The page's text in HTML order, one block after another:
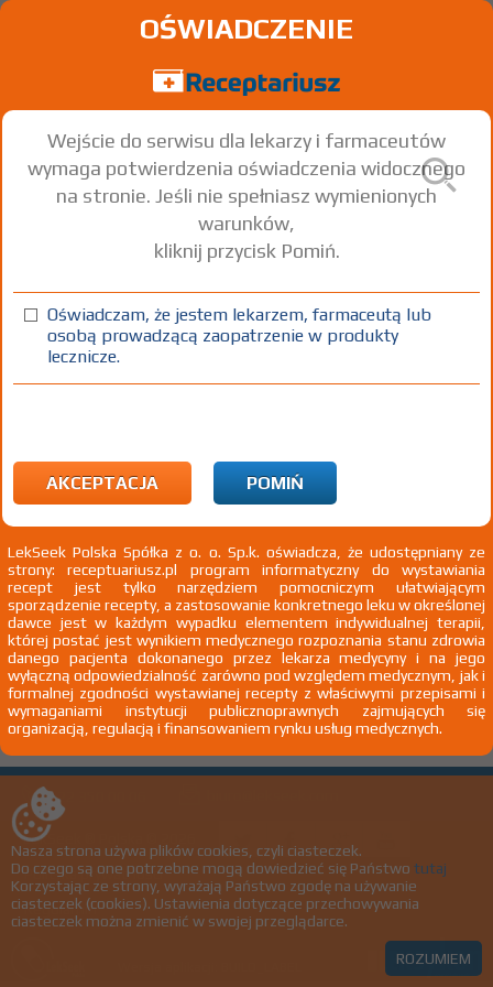
Znaleziono wyników:
Wyślij do nas nazwę leku, którego nie
znalazłeś, a dodamy go do naszej bazy
NAZWA LEKU
Chcę otrzymać powiadomienie e-mail o dodaniu produktu do bazy
+22 350 00 06
LekSeek ® Polska © 2026
Polityka prywatności
Regulamin
Nasza strona używa plików cookies, czyli ciasteczek.
Do czego są one potrzebne mogą dowiedzieć się Państwo tutaj
Korzystając ze strony, wyrażają Państwo zgodę na używanie
ciasteczek (cookies). Ustawienia dotyczące przechowywania
ciasteczek można zmienić w swojej przeglądarce.
ROZUMIEM
OŚWIADCZENIE
Wejście do serwisu dla lekarzy i farmaceutów
wymaga potwierdzenia oświadczenia widocznego
na stronie. Jeśli nie spełniasz wymienionych
warunków,
kliknij przycisk Pomiń.
Oświadczam, że jestem lekarzem, farmaceutą lub
osobą prowadzącą zaopatrzenie w produkty
lecznicze.
AKCEPTACJA POMIŃ
LekSeek Polska Spółka z o. o. Sp.k. oświadcza, że udostępniany ze
strony: receptuariusz.pl program informatyczny do wystawiania
recept jest tylko narzędziem pomocniczym ułatwiającym
sporządzenie recepty, a zastosowanie konkretnego leku w określonej
dawce jest w każdym wypadku elementem indywidualnej terapii,
której postać jest wynikiem medycznego rozpoznania stanu zdrowia
danego pacjenta dokonanego przez lekarza medycyny i na jego
wyłączną odpowiedzialność zarówno pod względem medycznym, jak i
formalnej zgodności wystawianej recepty z właściwymi przepisami i
wymaganiami instytucji publicznoprawnych zajmujących się
organizacją, regulacją i finansowaniem rynku usług medycznych.